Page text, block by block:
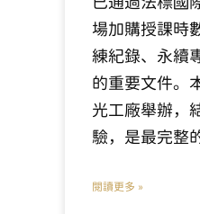
場加購授課時
練紀錄、永續
的重要文件。
光工廠舉辦，
驗，是最完整
閱讀更多 »